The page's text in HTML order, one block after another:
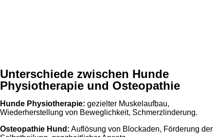
Unterschiede zwischen Hunde
Physiotherapie und Osteopathie
Hunde Physiotherapie: gezielter Muskelaufbau,
Wiederherstellung von Beweglichkeit, Schmerzlinderung.
Osteopathie Hund: Auflösung von Blockaden, Förderung der